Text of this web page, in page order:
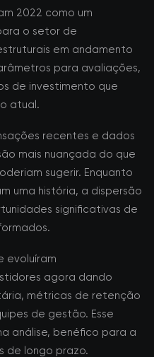
2022 como um
o setor de
em andamento
para avaliações,
de investimento que
atual.
recentes e dados
mais nuançada do que
sugerir. Enquanto
uma história, a dispersão
significativas de
evoluíram
agora dando
métricas de retenção
de gestão. Esse
análise, benéfico para a
de longo prazo.